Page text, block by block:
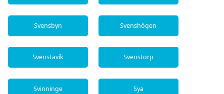
Svensbyn Svenshögen
Svenstavik Svenstorp
Svinninge Sya